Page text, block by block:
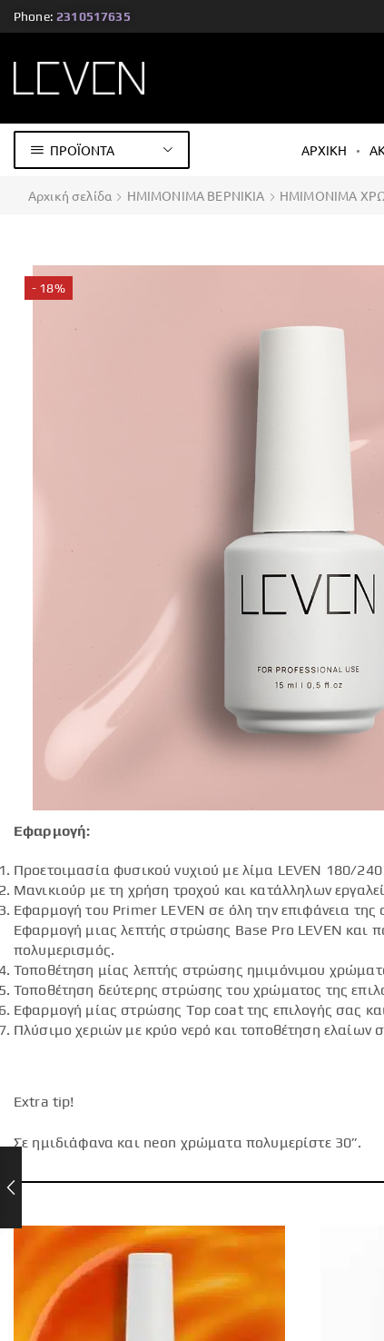
Phone: 2310517635
ΠΡΟΪΟΝΤΑ ΑΡΧΙΚΗ
Αρχική σελίδα ΗΜΙΜΟΝΙΜΑ ΒΕΡΝΙΚΙΑ ΗΜΙΜΟΝΙΜΑ
- 18%
Εφαρμογή:
Προετοιμασία φυσικού νυχιού με λίμα LEVEN 180/
Μανικιούρ με τη χρήση τροχού και κατάλληλων
Εφαρμογή του Primer LEVEN σε όλη την επιφάνεια της
Εφαρμογή μιας λεπτής στρώσης Base Pro LEVEN και
πολυμερισμός.
Τοποθέτηση μίας λεπτής στρώσης ημιμόνιμου
Τοποθέτηση δεύτερης στρώσης του χρώματος της
Εφαρμογή μίας στρώσης Top coat της επιλογής σας
Πλύσιμο χεριών με κρύο νερό και τοποθέτηση ελαίων
Extra tip!
Σε ημιδιάφανα και neon χρώματα πολυμερίστε 30”.